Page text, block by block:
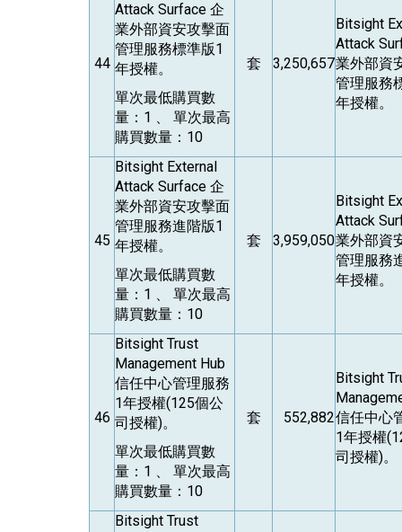
44
Attack Surface 企
業外部資安攻擊面
管理服務標準版1
年授權。
單次最低購買數
量：1 、 單次最高
購買數量：10
套 3,250,657
Bitsight
Attack
業外部資
管理服務
年授權。
45
Bitsight External
Attack Surface 企
業外部資安攻擊面
管理服務進階版1
年授權。
單次最低購買數
量：1 、 單次最高
購買數量：10
套 3,959,050
Bitsight
Attack
業外部資
管理服務
年授權。
46
Bitsight Trust
Management Hub
信任中心管理服務
1年授權(125個公
司授權)。
單次最低購買數
量：1 、 單次最高
購買數量：10
套 552,882
Bitsight
信任中心
1年授權
司授權)。
Bitsight Trust